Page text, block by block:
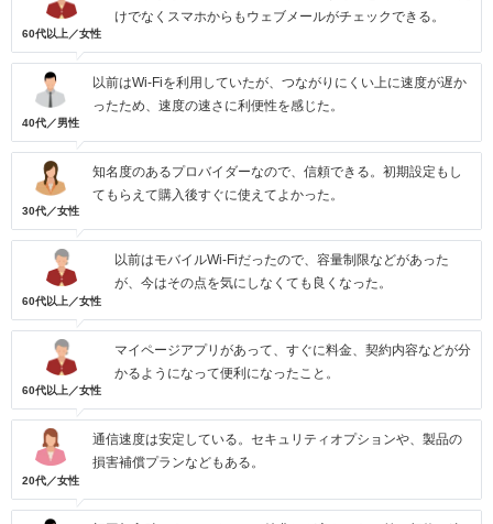
60代以上／女性
けでなくスマホからもウェブメールがチェックできる。
40代／男性
以前はWi-Fiを利用していたが、つながりにくい上に速度が遅か
ったため、速度の速さに利便性を感じた。
30代／女性
知名度のあるプロバイダーなので、信頼できる。初期設定もし
てもらえて購入後すぐに使えてよかった。
60代以上／女性
以前はモバイルWi-Fiだったので、容量制限などがあった
が、今はその点を気にしなくても良くなった。
60代以上／女性
マイページアプリがあって、すぐに料金、契約内容などが分
かるようになって便利になったこと。
20代／女性
通信速度は安定している。セキュリティオプションや、製品の
損害補償プランなどもある。